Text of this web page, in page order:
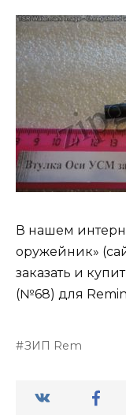
В нашем
оружейник»
заказать и
(№68) для
ЗИП Rem